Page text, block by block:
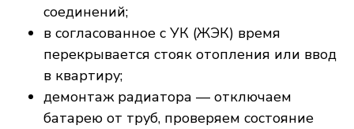
соединений;
в согласованное с УК (ЖЭК) время
перекрывается стояк отопления или ввод
в квартиру;
демонтаж радиатора — отключаем
батарею от труб, проверяем состояние